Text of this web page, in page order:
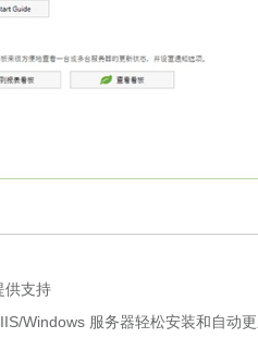
支持
服务器轻松安装和自动更